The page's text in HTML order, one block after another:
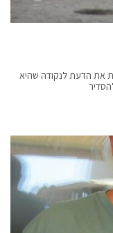
את הדעת לנקודה שהיא